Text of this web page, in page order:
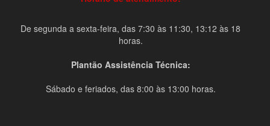
De segunda a sexta-feira, das 7:30 às 11:30, 13:12 às 18
horas.
Plantão Assistência Técnica:
Sábado e feriados, das 8:00 às 13:00 horas.